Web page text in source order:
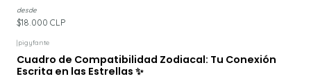
desde
$18.000 CLP
|pigyfante
Cuadro de Compatibilidad Zodiacal: Tu Conexión
Escrita en las Estrellas ✨